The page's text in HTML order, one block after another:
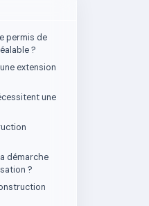
permis de
?
extension
une
démarche
?